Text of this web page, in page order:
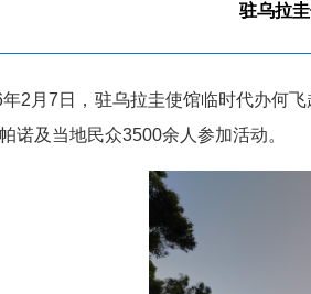
驻乌拉
年2月7日，驻乌拉圭使馆临时代办何
诺及当地民众3500余人参加活动。